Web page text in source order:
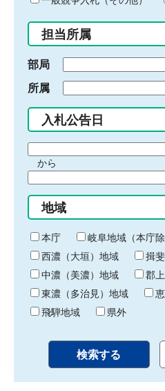
入
力
担当所属
部局
所属
入札公告日
間
始
り
から
間
終
わ
り
地域
本庁
岐阜地域（本庁除
西濃（大垣）地域
揖
中濃（美濃）地域
郡
東濃（多治見）地域
飛騨地域
県外